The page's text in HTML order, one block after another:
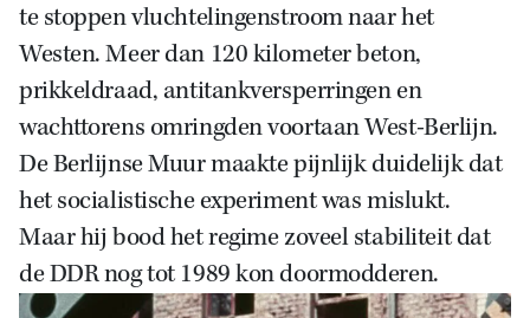
Zoek
te stoppen vluchtelingenstroom naar het
Westen. Meer dan 120 kilometer beton,
prikkeldraad, antitankversperringen en
wachttorens omringden voortaan West-Berlijn.
De Berlijnse Muur maakte pijnlijk duidelijk dat
het socialistische experiment was mislukt.
Maar hij bood het regime zoveel stabiliteit dat
de DDR nog tot 1989 kon doormodderen.